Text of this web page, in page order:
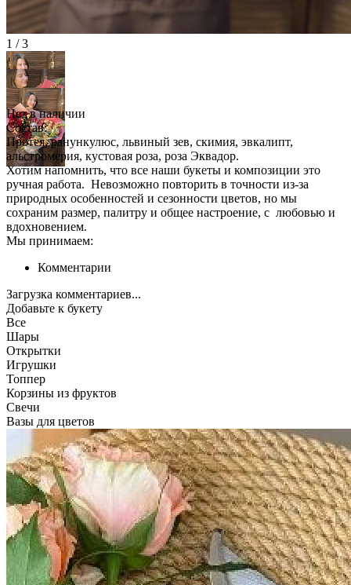
1 / 3
Нет в наличии
Состав:
Протея, ранункулюс, львиный зев, скимия, эвкалипт,
альстромерия, кустовая роза, роза Эквадор.
Хотим напомнить, что все наши букеты и композиции это
ручная работа. Невозможно повторить в точности из-за
природных особенностей и сезонности цветов, но мы
сохраним размер, палитру и общее настроение, с любовью и
вдохновением.
Мы принимаем:
Комментарии
Загрузка комментариев...
Добавьте к букету
Все
Шары
Открытки
Игрушки
Топпер
Корзины из фруктов
Свечи
Вазы для цветов